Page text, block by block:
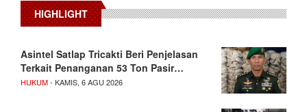
HIGHLIGHT
Asintel Satlap Tricakti Beri Penjelasan
Terkait Penanganan 53 Ton Pasir…
HUKUM- KAMIS, 6 AGU 2026